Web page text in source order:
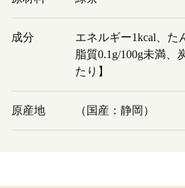
成分
エネルギー1kcal、た
脂質0.1g/100g未満
たり】
原産地 （国産：静岡）